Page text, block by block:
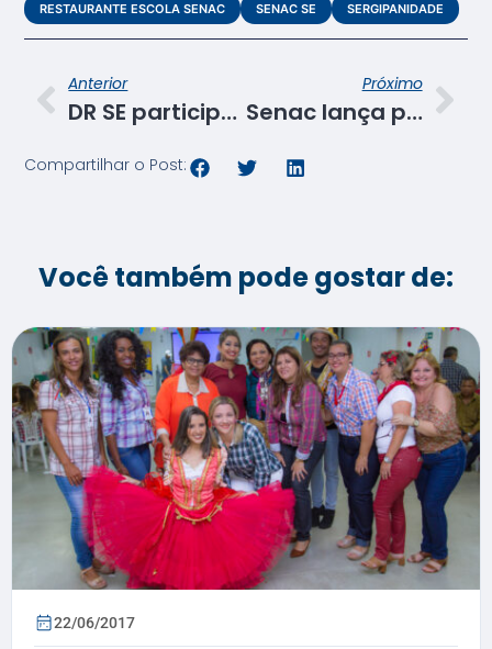
RESTAURANTE ESCOLA SENAC
SENAC SE SERGIPANIDADE
Anterior
DR SE participa do 2º Encontro Nacional de Arquitetura e Engenharia
Próximo
Senac lança plataforma “Rede de Talentos” para fomentar a empregabilidade de egressos
Compartilhar o Post:
Você também pode gostar de:
22/06/2017